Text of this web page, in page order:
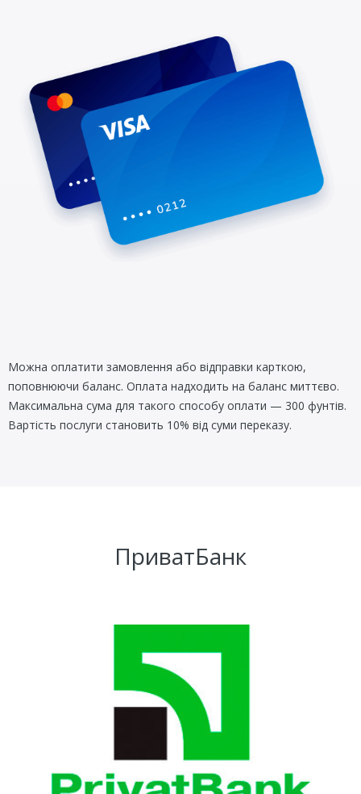
Можна оплатити замовлення або відправки карткою,
поповнюючи баланс. Оплата надходить на баланс миттєво.
Максимальна сума для такого способу оплати — 300 фунтів.
Вартість послуги становить 10% від суми переказу.
ПриватБанк